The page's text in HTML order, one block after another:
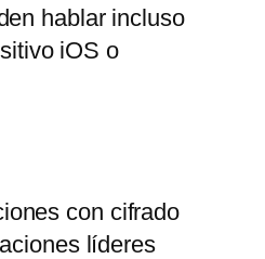
hablar incluso
iOS o
con cifrado
líderes